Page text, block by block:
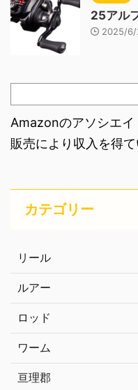
25アル
2025/
Amazonのアソシエ
販売により収入を得て
カテゴリー
リール
ルアー
ロッド
ワーム
亘理郡